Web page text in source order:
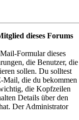
dieses Forums
Formular dieses
die Benutzer, die
sollen. Du solltest
Mail, die du bekommen
die Kopfzeilen
Details über den
Der Administrator